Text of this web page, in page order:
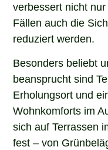
verbessert nicht
Fällen auch die
reduziert werden.
Besonders beliebt
beansprucht sind
Erholungsort und
Wohnkomforts im
sich auf Terrassen
fest – von